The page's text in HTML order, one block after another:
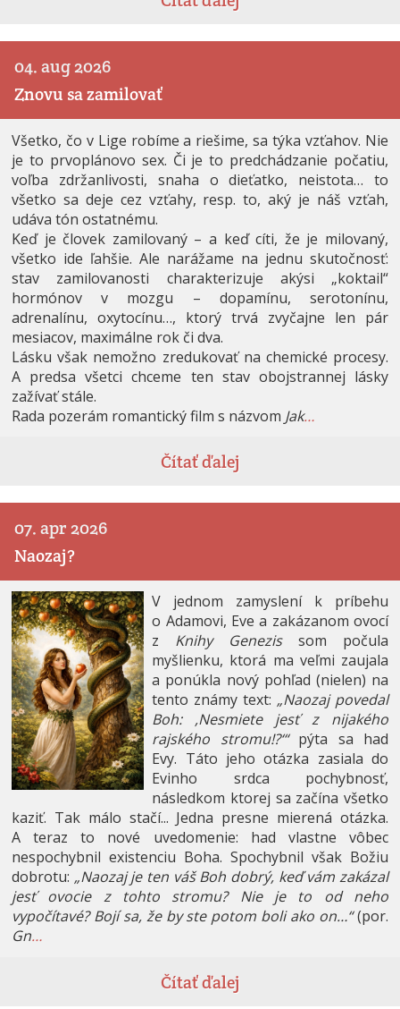
04. aug 2026
Znovu sa zamilovať
Všetko, čo v Lige robíme a riešime, sa týka vzťahov. Nie
je to prvoplánovo sex. Či je to predchádzanie počatiu,
voľba zdržanlivosti, snaha o dieťatko, neistota… to
všetko sa deje cez vzťahy, resp. to, aký je náš vzťah,
udáva tón ostatnému.
Keď je človek zamilovaný – a keď cíti, že je milovaný,
všetko ide ľahšie. Ale narážame na jednu skutočnosť:
stav zamilovanosti charakterizuje akýsi „koktail“
hormónov v mozgu – dopamínu, serotonínu,
adrenalínu, oxytocínu…, ktorý trvá zvyčajne len pár
mesiacov, maximálne rok či dva.
Lásku však nemožno zredukovať na chemické procesy.
A predsa všetci chce­me ten stav obojstrannej lásky
zažívať stále.
Rada pozerám romantický film s názvom Jak…
Čítať ďalej
07. apr 2026
Naozaj?
V jednom zamyslení k príbehu
o Adamovi, Eve a zakázanom ovocí
z Knihy Genezissom počula
myšlienku, ktorá ma veľmi zaujala
a ponúkla nový pohľad (nielen) na
tento známy text: „Naozaj povedal
Boh: ,Nesmiete jesť z nijakého
rajského stromu!?‘“pýta sa had
Evy. Táto jeho otázka zasiala do
Evinho srdca pochybnosť,
následkom ktorej sa začína všetko
kaziť. Tak málo stačí... Jedna presne mierená otázka.
A teraz to nové uvedomenie: had vlastne vôbec
nespochybnil existenciu Boha. Spochybnil však Božiu
dobrotu: „Naozaj je ten váš Boh dobrý, keď vám zakázal
jesť ovocie z tohto stromu? Nie je to od neho
vypočítavé? Bojí sa, že by ste potom boli ako on…“(por.
Gn…
Čítať ďalej